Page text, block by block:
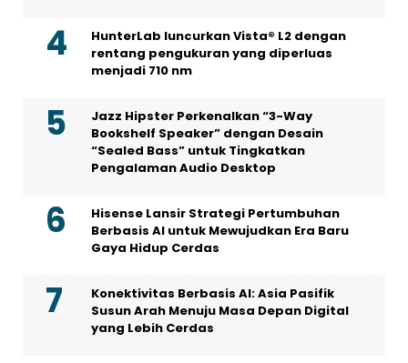
HunterLab luncurkan Vista® L2 dengan
rentang pengukuran yang diperluas
menjadi 710 nm
Jazz Hipster Perkenalkan “3-Way
Bookshelf Speaker” dengan Desain
“Sealed Bass” untuk Tingkatkan
Pengalaman Audio Desktop
Hisense Lansir Strategi Pertumbuhan
Berbasis AI untuk Mewujudkan Era Baru
Gaya Hidup Cerdas
Konektivitas Berbasis AI: Asia Pasifik
Susun Arah Menuju Masa Depan Digital
yang Lebih Cerdas